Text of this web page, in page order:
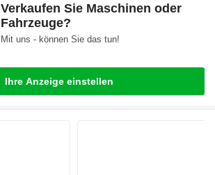
Verkaufen Sie Maschinen oder
Fahrzeuge?
Mit uns - können Sie das tun!
Ihre Anzeige einstellen